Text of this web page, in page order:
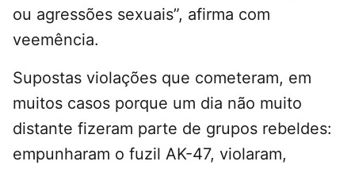
ou agressões sexuais”, afirma com
veemência.
Supostas violações que cometeram, em
muitos casos porque um dia não muito
distante fizeram parte de grupos rebeldes:
empunharam o fuzil AK-47, violaram,